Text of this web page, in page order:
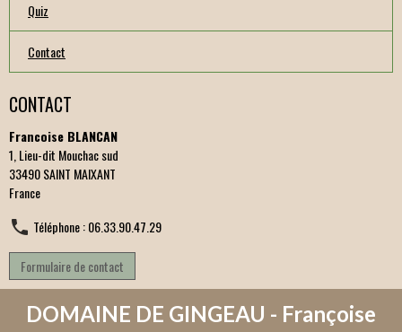
Quiz
Contact
CONTACT
Francoise BLANCAN
1, Lieu-dit Mouchac sud
33490 SAINT MAIXANT
France
Téléphone : 06.33.90.47.29
Formulaire de contact
DOMAINE DE GINGEAU - Françoise